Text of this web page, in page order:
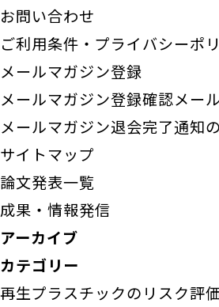
お問い合わせ
ご利用条件・プライバシーポ
メールマガジン登録
メールマガジン登録確認メー
メールマガジン退会完了通知
サイトマップ
論文発表一覧
成果・情報発信
アーカイブ
カテゴリー
再生プラスチックのリスク評